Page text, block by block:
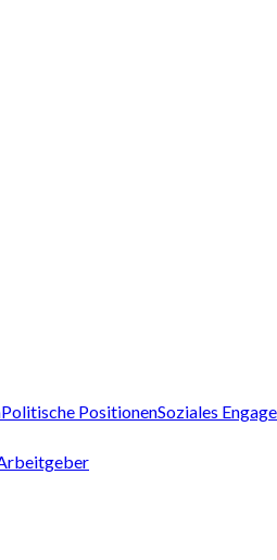
Politische PositionenSoziales